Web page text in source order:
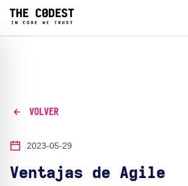
VOLVER
2023-05-29
Ventajas de Agile